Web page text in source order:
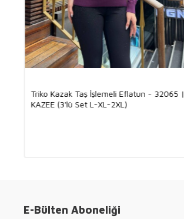
Triko Kazak Taş İşlemeli Eflatun - 32065 |
KAZEE (3'lü Set L-XL-2XL)
E-Bülten Aboneliği